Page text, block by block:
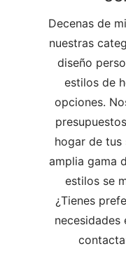
Decenas de
nuestras
diseño
estilos de
opciones.
hogar de tus
amplia gama
estilos se
¿Tienes
necesidades